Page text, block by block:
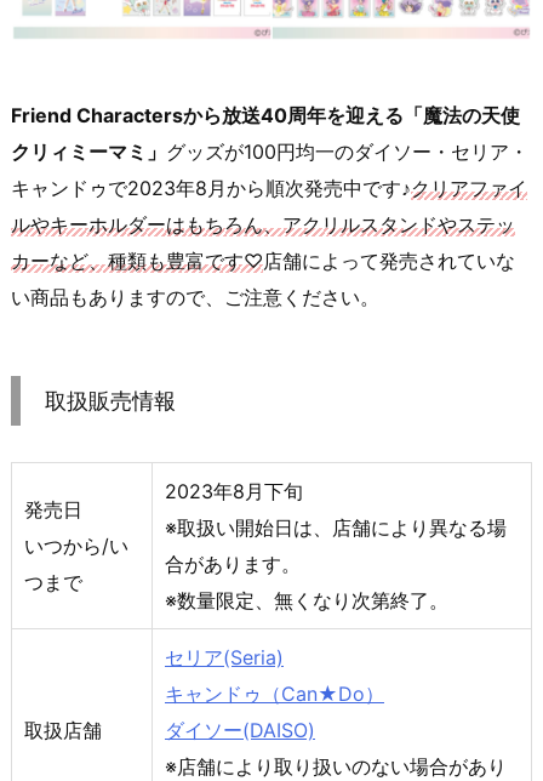
Friend Charactersから放送40周年を迎える「魔法の天使
クリィミーマミ」 グッズが100円均一のダイソー・セリア・
キャンドゥで2023年8月から順次発売中です♪クリアファイ
ルやキーホルダーはもちろん、アクリルスタンドやステッ
カーなど、種類も豊富です♡店舗によって発売されていな
い商品もありますので、ご注意ください。
取扱販売情報
発売日
いつから/い
つまで
2023年8月下旬
※取扱い開始日は、店舗により異なる場
合があります。
※数量限定、無くなり次第終了。
取扱店舗
セリア(Seria)
キャンドゥ（Can★Do）
ダイソー(DAISO)
※店舗により取り扱いのない場合があり